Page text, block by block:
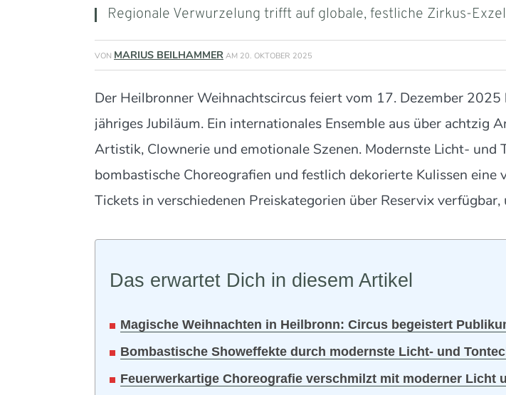
Regionale Verwurzelung trifft auf globale, festliche Zirkus-
VON MARIUS BEILHAMMER AM 20. OKTOBER 2025
Der Heilbronner Weihnachtscircus feiert vom 17. Dezember
jähriges Jubiläum. Ein internationales Ensemble aus über achtzig
Artistik, Clownerie und emotionale Szenen. Modernste Licht- und
bombastische Choreografien und festlich dekorierte Kulissen
Tickets in verschiedenen Preiskategorien über Reservix
Das erwartet Dich in diesem Artikel
Magische Weihnachten in Heilbronn: Circus begeistert
Bombastische Showeffekte durch modernste Licht- und
Feuerwerkartige Choreografie verschmilzt mit moderner Licht